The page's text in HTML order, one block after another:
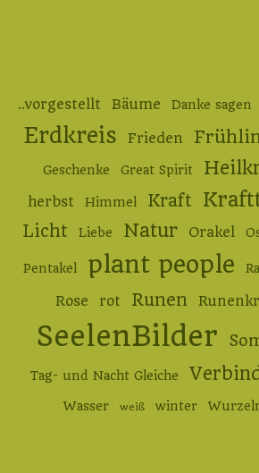
..vorgestellt Bäume Danke sagen
Erdkreis Frieden
Geschenke Great Spirit
herbst
Himmel Kraft
Licht Liebe Natur Orakel
Pentakel plant people
Rose rot Runen
SeelenBilder
Tag- und Nacht Gleiche
Wasser weiß winter